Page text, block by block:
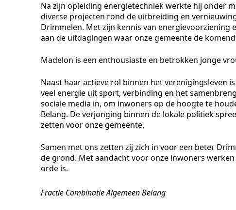
Na zijn opleiding energietechniek werkte hij onder
diverse projecten rond de uitbreiding en
Drimmelen. Met zijn kennis van
aan de uitdagingen waar onze gemeente de
Madelon is een enthousiaste en betrokken jonge
Naast haar actieve rol binnen het verenigingsleven
veel energie uit sport, verbinding en het
sociale media in, om inwoners op de hoogte te
Belang. De verjonging binnen de lokale politiek
zetten voor onze gemeente.
Samen met ons zetten zij zich in voor een beter
de grond. Met aandacht voor onze inwoners
orde is.
Fractie Combinatie Algemeen Belang